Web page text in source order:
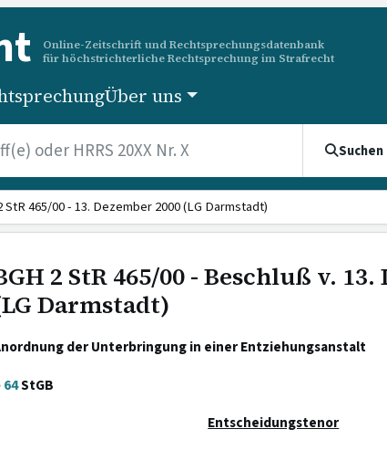
Online-Zeitschrift und Rechtsprechungsdatenbank
für höchstrichterliche Rechtsprechung im Strafrecht
Über uns
Suchen
StR 465/00 - 13. Dezember 2000 (LG Darmstadt)
2 StR 465/00 - Beschluß v. 13.
Darmstadt)
der Unterbringung in einer Entziehungsanstalt
64StGB
Entscheidungstenor